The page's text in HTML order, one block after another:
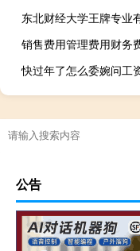
东北财经大学王牌专业
快过年了怎么委婉问工
公告